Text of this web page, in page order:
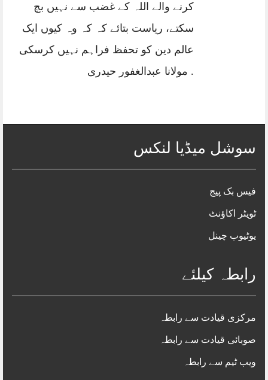
کرنے والے اللہ کے غضب سے نہیں بچ
سکتے، ریاست بتائے کہ کہ وہ کیوں ایک
عالم دین کو تحفظ فراہم نہیں کرسکی
. مولانا عبدالغفور حیدری
سوشل میڈیا لنکس
فیس بک پیج
ٹویٹر اکاؤنٹ
یوٹیوب چینل
رابطہ کیلئے
مرکزی قیادت سے رابطہ
صوبائی قیادت سے رابطہ
ویب ٹیم سے رابطہ